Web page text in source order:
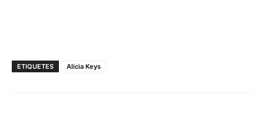
ETIQUETES Alicia Keys